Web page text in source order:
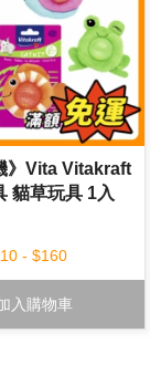
》Vita Vitakraft
貓草玩具 1入
- $160
入購物車